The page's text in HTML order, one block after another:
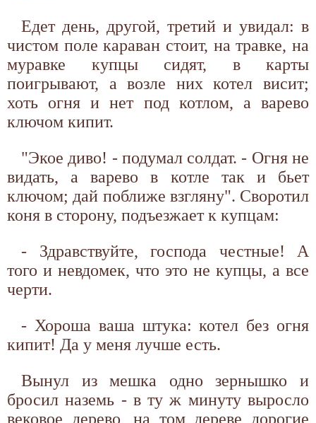
Едет день, другой, третий и увидал: в
чистом поле караван стоит, на травке, на
муравке купцы сидят, в карты
поигрывают, а возле них котел висит;
хоть огня и нет под котлом, а варево
ключом кипит.
"Экое диво! - подумал солдат. - Огня не
видать, а варево в котле так и бьет
ключом; дай поближе взгляну". Своротил
коня в сторону, подъезжает к купцам:
- Здравствуйте, господа честные! А
того и невдомек, что это не купцы, а все
черти.
- Хороша ваша штука: котел без огня
кипит! Да у меня лучше есть.
Вынул из мешка одно зернышко и
бросил наземь - в ту ж минуту выросло
вековое дерево, на том дереве дорогие